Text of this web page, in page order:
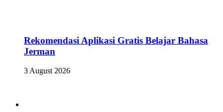
Rekomendasi Aplikasi Gratis Belajar Bahasa
Jerman
3 August 2026